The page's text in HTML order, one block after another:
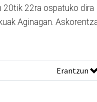
20tik 22ra ospatuko dira
Aginagan.
Erantzun